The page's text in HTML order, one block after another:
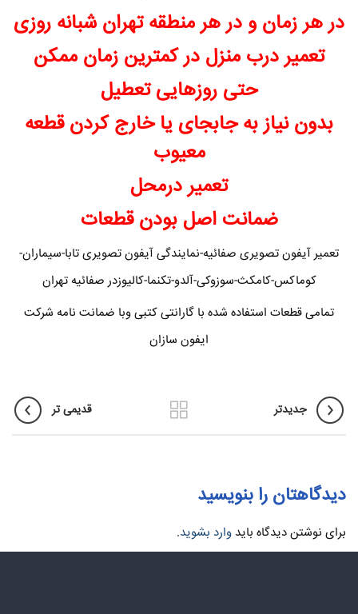
در هر زمان و در هر منطقه تهران شبانه روزی
تعمیر درب منزل در کمترین زمان ممکن
حتی روزهایی تعطیل
بدون نیاز به جابجای یا خارج کردن قطعه
معیوب
تعمیر درمحل
ضمانت اصل بودن قطعات
تعمیر آیفون تصویری صفائیه-نمایندگی آیفون تصویری تابا-سیماران-
کوماکس-کامکث-سوزوکی-آلدو-تکنما-کالیوزدر صفائیه تهران
تمامی قطعات استفاده شده با گارانتی کتبی وبا ضمانت نامه شرکت
ایفون سازان
جدیدتر قدیمی تر
دیدگاهتان را بنویسید
برای نوشتن دیدگاه باید وارد بشوید.